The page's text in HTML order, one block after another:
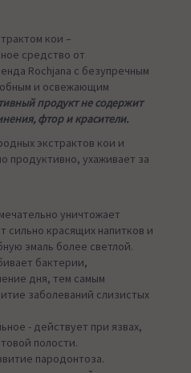
кои –
средство от
Rochjana с безупречным
и освежающим
продукт не содержит
фтор и красители.
экстрактов кои и
продуктивно, ухаживает за
уничтожает
сильно красящих напитков и
эмаль более светлой.
бактерии,
дня, тем самым
заболеваний слизистых
- действует при язвах,
полости.
пародонтоза.